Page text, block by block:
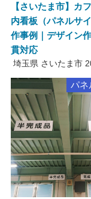
【さいたま市】カ
内看板（パネルサ
作事例｜デザイン
貫対応
埼玉県 さいたま市
パネ